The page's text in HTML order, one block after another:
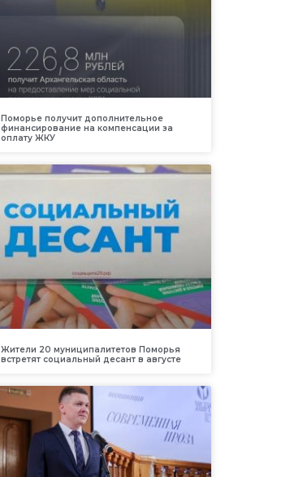
Поморье получит дополнительное
финансирование на компенсации за
оплату ЖКУ
Жители 20 муниципалитетов Поморья
встретят социальный десант в августе